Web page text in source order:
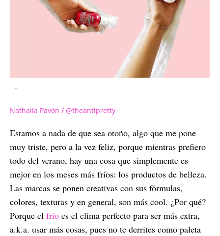
-
Nathalia Pavón / @theantipretty
Estamos a nada de que sea otoño, algo que me pone
muy triste, pero a la vez feliz, porque mientras prefiero
todo del verano, hay una cosa que simplemente es
mejor en los meses más fríos: los productos de belleza.
Las marcas se ponen creativas con sus fórmulas,
colores, texturas y en general, son más cool. ¿Por qué?
Porque el frío es el clima perfecto para ser más extra,
a.k.a. usar más cosas, pues no te derrites como paleta